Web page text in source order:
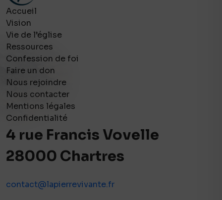
Accueil
Vision
Vie de l’église
Ressources
Confession de foi
Faire un don
Nous rejoindre
Nous contacter
Mentions légales
Confidentialité
4 rue Francis Vovelle
28000 Chartres
contact@lapierrevivante.fr